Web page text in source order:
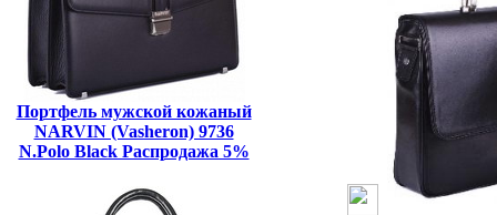
Портфель мужской кожаный
NARVIN (Vasheron) 9736
N.Polo Black Распродажа 5%